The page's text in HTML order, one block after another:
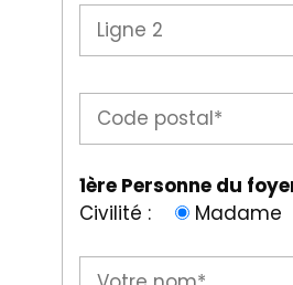
1ère Personne du
Civilité :
Madame